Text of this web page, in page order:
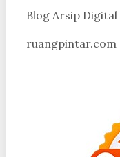
Blog Arsip Digital
ruangpintar.com